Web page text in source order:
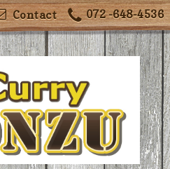
072 -648-4536
Contact